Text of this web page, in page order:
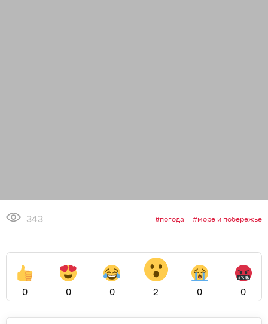
343 погода море и побережье
0 0 0 2 0 0